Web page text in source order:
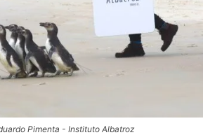
Pimenta - Instituto Albatroz